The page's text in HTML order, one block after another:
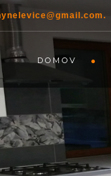
DOMOV